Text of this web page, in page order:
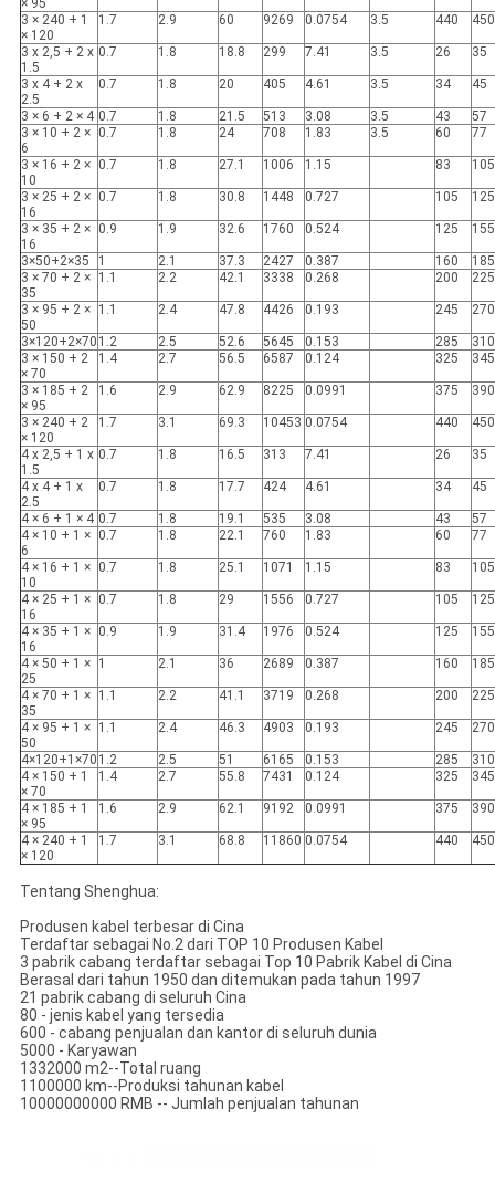
× 95
3 × 240 + 1
× 120
1.7 2.9 60 9269 0.0754 3.5 440 450
3 x 2,5 + 2 x
1.5
0.7 1.8 18.8 299 7.41 3.5 26 35
3 x 4 + 2 x
2.5
0.7 1.8 20 405 4.61 3.5 34 45
3 × 6 + 2 × 4 0.7 1.8 21.5 513 3.08 3.5 43
57
3 × 10 + 2 ×
6
0.7 1.8 24 708 1.83 3.5 60 77
3 × 16 + 2 ×
10
0.7 1.8 27.1 1006 1.15 83 105
3 × 25 + 2 ×
16
0.7 1.8 30.8 1448 0.727 105 125
3 × 35 + 2 ×
16
0.9 1.9 32.6 1760 0.524 125 155
3×50+2×35 1 2.1 37.3 2427 0.387 160
185
3 × 70 + 2 ×
35
1.1 2.2 42.1 3338 0.268 200 225
3 × 95 + 2 ×
50
1.1 2.4 47.8 4426 0.193 245 270
3×120+2×70 1.2 2.5 52.6 5645 0.153 285
310
3 × 150 + 2
× 70
1.4 2.7 56.5 6587 0.124 325 345
3 × 185 + 2
× 95
1.6 2.9 62.9 8225 0.0991 375 390
3 × 240 + 2
× 120
1.7 3.1 69.3 10453 0.0754 440 450
4 x 2,5 + 1 x
1.5
0.7 1.8 16.5 313 7.41 26 35
4 x 4 + 1 x
2.5
0.7 1.8 17.7 424 4.61 34 45
4 × 6 + 1 × 4 0.7 1.8 19.1 535 3.08 43
57
4 × 10 + 1 ×
6
0.7 1.8 22.1 760 1.83 60 77
4 × 16 + 1 ×
10
0.7 1.8 25.1 1071 1.15 83 105
4 × 25 + 1 ×
16
0.7 1.8 29 1556 0.727 105 125
4 × 35 + 1 ×
16
0.9 1.9 31.4 1976 0.524 125 155
4 × 50 + 1 ×
25
1 2.1 36 2689 0.387 160 185
4 × 70 + 1 ×
35
1.1 2.2 41.1 3719 0.268 200 225
4 × 95 + 1 ×
50
1.1 2.4 46.3 4903 0.193 245 270
4×120+1×70 1.2 2.5 51 6165 0.153 285
310
4 × 150 + 1
× 70
1.4 2.7 55.8 7431 0.124 325 345
4 × 185 + 1
× 95
1.6 2.9 62.1 9192 0.0991 375 390
4 × 240 + 1
× 120
1.7 3.1 68.8 11860 0.0754 440 450
Tentang Shenghua:
Produsen kabel terbesar di Cina
Terdaftar sebagai No.2 dari TOP 10 Produsen Kabel
3 pabrik cabang terdaftar sebagai Top 10 Pabrik Kabel di Cina
Berasal dari tahun 1950 dan ditemukan pada tahun 1997
21 pabrik cabang di seluruh Cina
80 - jenis kabel yang tersedia
600 - cabang penjualan dan kantor di seluruh dunia
5000 - Karyawan
1332000 m2--Total ruang
1100000 km--Produksi tahunan kabel
10000000000 RMB -- Jumlah penjualan tahunan